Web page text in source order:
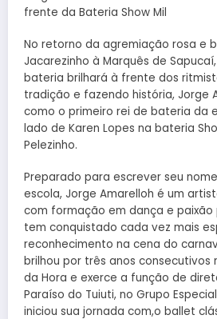
frente da Bateria Show Mil
No retorno da agremiação rosa e
Jacarezinho à Marquês de
bateria brilhará à frente dos
tradição e fazendo história, Jorge
como o primeiro rei de bateria da
lado de Karen Lopes na bateria
Pelezinho.
Preparado para escrever seu
escola, Jorge Amarelloh é um
com formação em dança e paixão
tem conquistado cada vez mais
reconhecimento na cena do
brilhou por três anos consecutivos
da Hora e exerce a função de
Paraíso do Tuiuti, no Grupo
iniciou sua jornada com,o ballet